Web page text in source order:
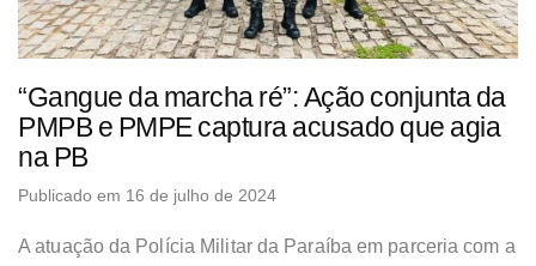
“Gangue da marcha ré”: Ação conjunta da
PMPB e PMPE captura acusado que agia
na PB
Publicado em 16 de julho de 2024
A atuação da Polícia Militar da Paraíba em parceria com a